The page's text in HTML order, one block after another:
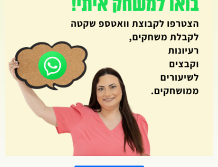
פורים
פירוש מילים חדשות
פיתוח חשיבה
פסח
פעילויות בבית
פעילות שיא
צמדים
קאנבה